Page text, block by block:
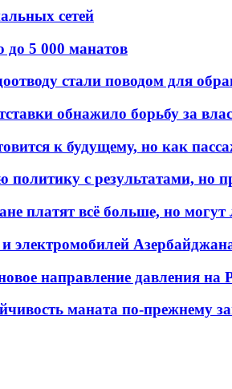
сетей
до 5 000 манатов
стали поводом для
обнажило борьбу за
к будущему, но как
с результатами, но
платят всё больше, но могут
электромобилей
направление давления на
маната по-прежнему